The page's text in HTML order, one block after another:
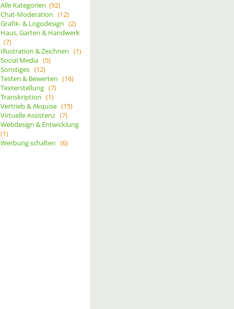
Alle Kategorien (92)
Chat-Moderation (12)
Grafik- & Logodesign (2)
Haus, Garten & Handwerk
(7)
Illustration & Zeichnen (1)
Social Media (5)
Sonstiges (12)
Testen & Bewerten (16)
Texterstellung (7)
Transkription (1)
Vertrieb & Akquise (15)
Virtuelle Assistenz (7)
Webdesign & Entwicklung
(1)
Werbung schalten (6)